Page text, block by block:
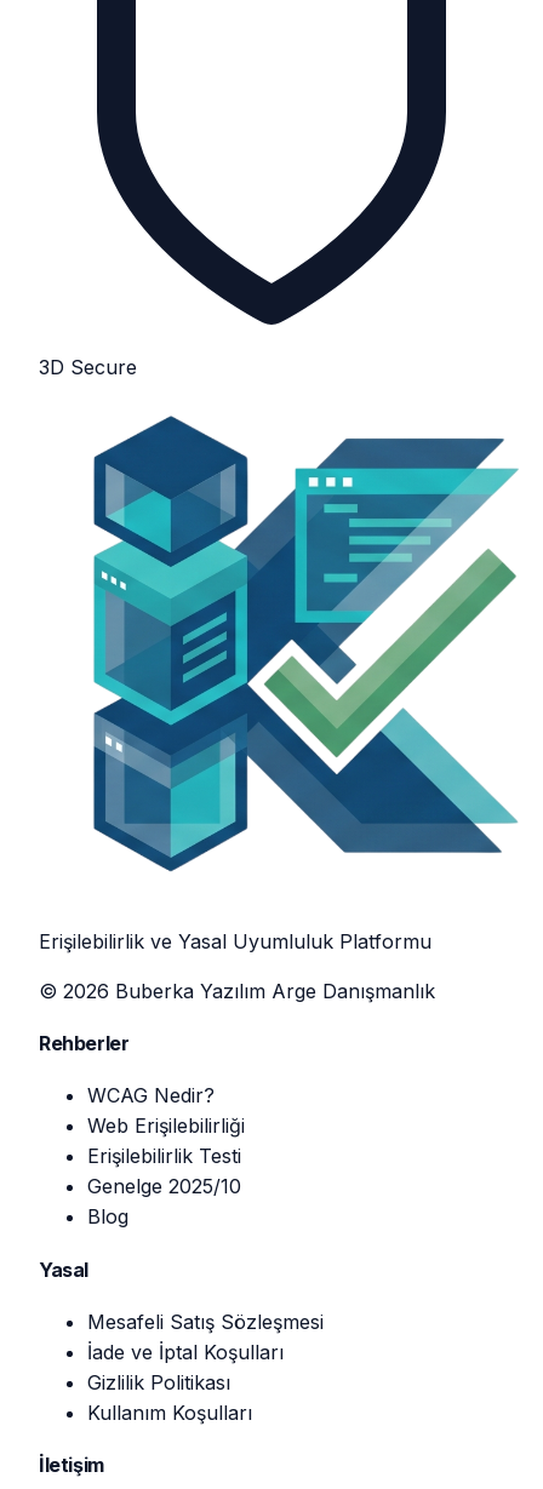
3D Secure
Erişilebilirlik ve Yasal Uyumluluk Platformu
© 2026 Buberka Yazılım Arge Danışmanlık
Rehberler
WCAG Nedir?
Web Erişilebilirliği
Erişilebilirlik Testi
Genelge 2025/10
Blog
Yasal
Mesafeli Satış Sözleşmesi
İade ve İptal Koşulları
Gizlilik Politikası
Kullanım Koşulları
İletişim